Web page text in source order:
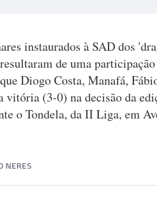
instaurados à SAD dos
de uma
Diogo Costa, Manafá,
vitória (3-0) na decisão da
o Tondela, da II Liga, em
NERES